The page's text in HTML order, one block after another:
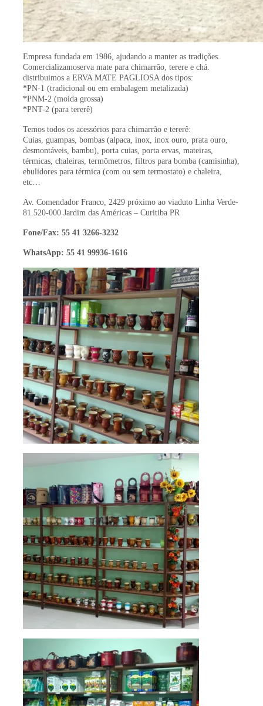
Empresa fundada em 1986, ajudando a manter as tradições.
Comercializamoserva mate para chimarrão, terere e chá.
distribuimos a ERVA MATE PAGLIOSA dos tipos:
*PN-1 (tradicional ou em embalagem metalizada)
*PNM-2 (moída grossa)
*PNT-2 (para tererê)
Temos todos os acessórios para chimarrão e tererê:
Cuias, guampas, bombas (alpaca, inox, inox ouro, prata ouro,
desmontáveis, bambu), porta cuias, porta ervas, mateiras,
térmicas, chaleiras, termômetros, filtros para bomba (camisinha),
ebulidores para térmica (com ou sem termostato) e chaleira,
etc…
Av. Comendador Franco, 2429 próximo ao viaduto Linha Verde-
81.520-000 Jardim das Américas – Curitiba PR
Fone/Fax: 55 41 3266-3232
WhatsApp: 55 41 99936-1616